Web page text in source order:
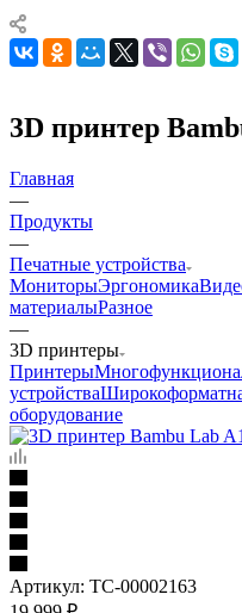
3D принтер
Главная
—
Продукты
—
Печатные устройства
МониторыЭргономика
материалыРазное
—
3D принтеры
Принтеры
устройства
оборудование
Артикул: TC-00002163